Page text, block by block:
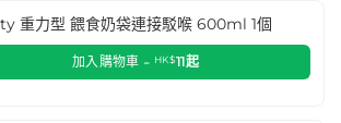
重力型 餵食奶袋連接駁喉 600ml 1個
加入購物車 - HK$11起